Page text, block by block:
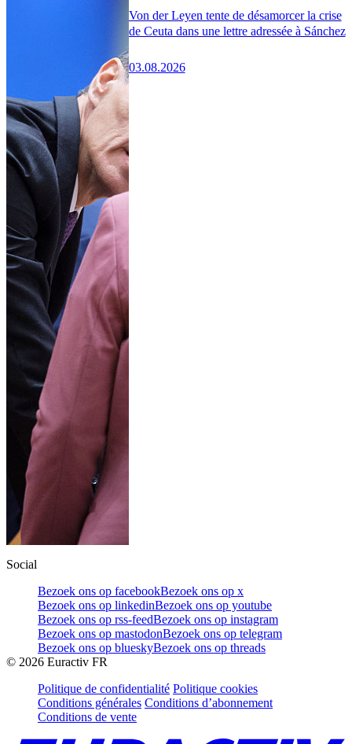
Von der Leyen tente de désamorcer la crise
de Ceuta dans une lettre adressée à Sánchez
03.08.2026
Social
Bezoek ons op facebookBezoek ons op x
Bezoek ons op linkedinBezoek ons op youtube
Bezoek ons op rss-feedBezoek ons op instagram
Bezoek ons op mastodonBezoek ons op telegram
Bezoek ons op blueskyBezoek ons op threads
© 2026 Euractiv FR
Politique de confidentialité Politique cookies
Conditions générales Conditions d’abonnement
Conditions de vente